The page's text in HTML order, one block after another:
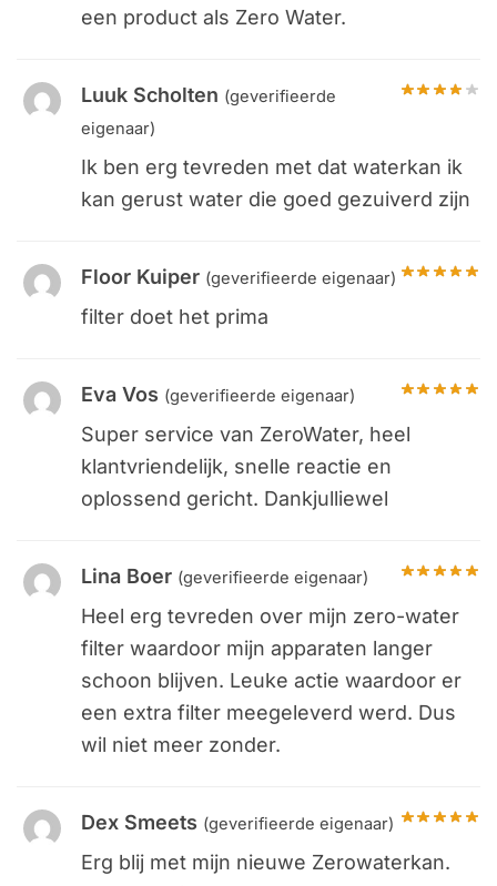
een product als Zero Water.
Luuk Scholten (geverifieerde
eigenaar)
Ik ben erg tevreden met dat waterkan ik
kan gerust water die goed gezuiverd zijn
Floor Kuiper (geverifieerde eigenaar)
filter doet het prima
Eva Vos (geverifieerde eigenaar)
Super service van ZeroWater, heel
klantvriendelijk, snelle reactie en
oplossend gericht. Dankjulliewel
Lina Boer (geverifieerde eigenaar)
Heel erg tevreden over mijn zero-water
filter waardoor mijn apparaten langer
schoon blijven. Leuke actie waardoor er
een extra filter meegeleverd werd. Dus
wil niet meer zonder.
Dex Smeets (geverifieerde eigenaar)
Erg blij met mijn nieuwe Zerowaterkan.